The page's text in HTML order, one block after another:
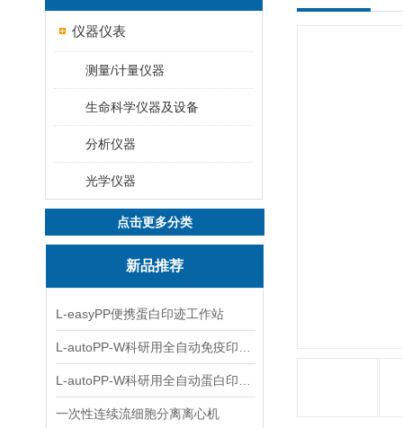
仪器仪表
测量/计量仪器
生命科学仪器及设备
分析仪器
光学仪器
点击更多分类
新品推荐
L-easyPP便携蛋白印迹工作站
一次性连续流细胞分离离心机